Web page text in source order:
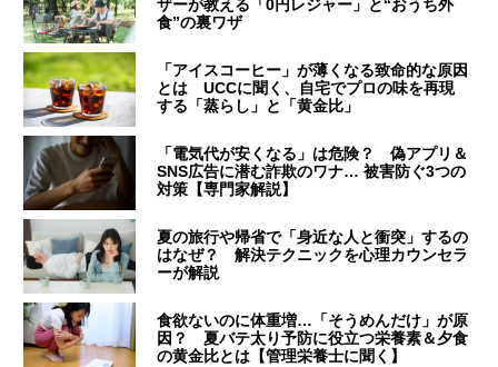
ザーが教える「0円レジャー」と“おうち外
食”の裏ワザ
「アイスコーヒー」が薄くなる致命的な原因
とは UCCに聞く、自宅でプロの味を再現
する「蒸らし」と「黄金比」
「電気代が安くなる」は危険？ 偽アプリ＆
SNS広告に潜む詐欺のワナ… 被害防ぐ3つの
対策【専門家解説】
夏の旅行や帰省で「身近な人と衝突」するの
はなぜ？ 解決テクニックを心理カウンセラ
ーが解説
食欲ないのに体重増…「そうめんだけ」が原
因？ 夏バテ太り予防に役立つ栄養素＆夕食
の黄金比とは【管理栄養士に聞く】